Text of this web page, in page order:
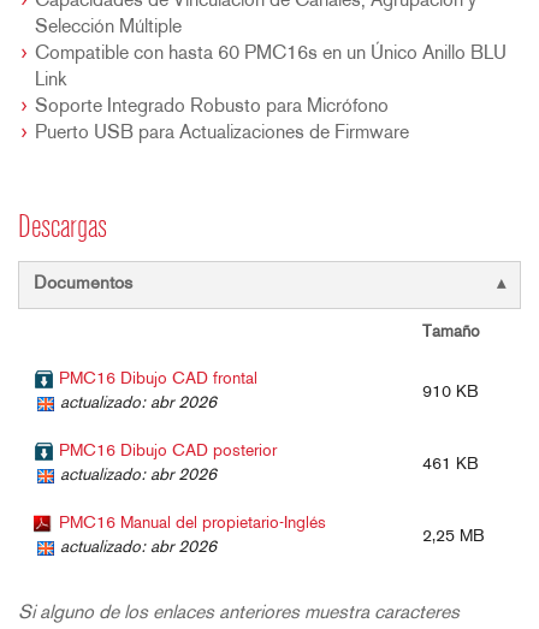
Selección Múltiple
Compatible con hasta 60 PMC16s en un Único Anillo BLU
Link
Soporte Integrado Robusto para Micrófono
Puerto USB para Actualizaciones de Firmware
Descargas
Documentos
Tamaño
PMC16 Dibujo CAD frontal
actualizado: abr 2026
910 KB
PMC16 Dibujo CAD posterior
actualizado: abr 2026
461 KB
PMC16 Manual del propietario-Inglés
actualizado: abr 2026
2,25 MB
Si alguno de los enlaces anteriores muestra caracteres